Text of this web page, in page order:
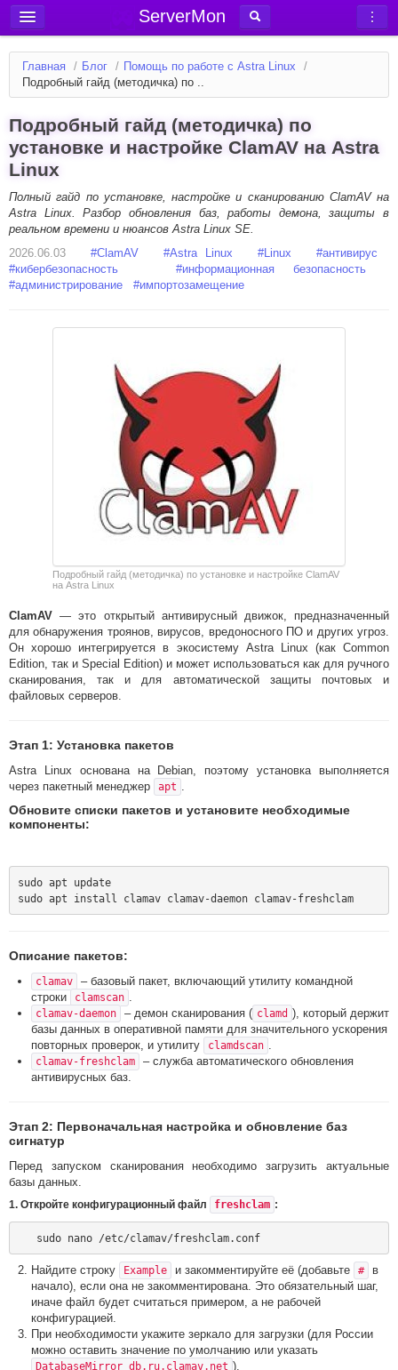
ServerMon
Добавить сервер
Мониторинг серверов
Блог
Статьи
Форум
Вход в аккаунт
Главная / Блог / Помощь по работе с Astra Linux
/
Подробный гайд (методичка) по ..
Подробный гайд (методичка) по
установке и настройке ClamAV на Astra
Linux
Полный гайд по установке, настройке и сканированию ClamAV на
Astra Linux. Разбор обновления баз, работы демона, защиты в
реальном времени и нюансов Astra Linux SE.
2026.06.03
#ClamAV #Astra Linux #Linux #антивирус
#кибербезопасность #информационная безопасность
#администрирование #импортозамещение
Подробный гайд (методичка) по установке и настройке ClamAV
на Astra Linux
ClamAV — это открытый антивирусный движок, предназначенный
для обнаружения троянов, вирусов, вредоносного ПО и других угроз.
Он хорошо интегрируется в экосистему Astra Linux (как Common
Edition, так и Special Edition) и может использоваться как для ручного
сканирования, так и для автоматической защиты почтовых и
файловых серверов.
Этап 1: Установка пакетов
Astra Linux основана на Debian, поэтому установка выполняется
через пакетный менеджер
apt .
Обновите списки пакетов и установите необходимые
компоненты:
sudo apt update
sudo apt install clamav clamav-daemon clamav-freshclam
Описание пакетов:
clamav
– базовый пакет, включающий утилиту командной
строки
clamscan .
clamav-daemon – демон сканирования ( clamd ), который держит
базы данных в оперативной памяти для значительного ускорения
повторных проверок, и утилиту
clamdscan .
clamav-freshclam
– служба автоматического обновления
антивирусных баз.
Этап 2: Первоначальная настройка и обновление баз
сигнатур
Перед запуском сканирования необходимо загрузить актуальные
базы данных.
1. Откройте конфигурационный файл freshclam :
   sudo nano /etc/clamav/freshclam.conf
Найдите строку Example и закомментируйте её (добавьте #
в
начало), если она не закомментирована. Это обязательный шаг,
иначе файл будет считаться примером, а не рабочей
конфигурацией.
При необходимости укажите зеркало для загрузки (для России
можно оставить значение по умолчанию или указать
DatabaseMirror db.ru.clamav.net ).